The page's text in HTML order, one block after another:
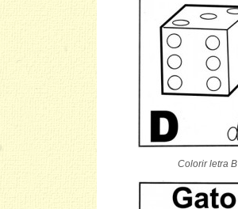
Colorir letra B